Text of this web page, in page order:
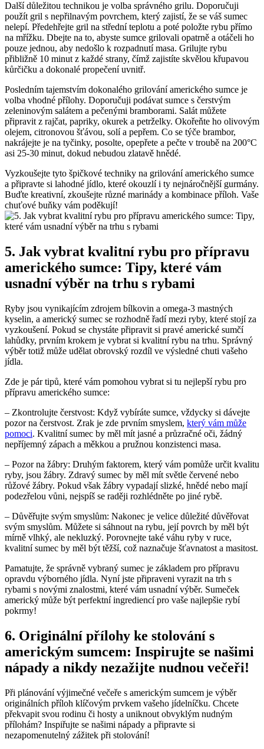
Další důležitou technikou je volba správného grilu. Doporučuji
použít gril s nepřilnavým povrchem, který zajistí, že se váš sumec
nelepí. Předehřejte gril na střední teplotu a poté položte rybu přímo
na mřížku. Dbejte na to, abyste sumce grilovali opatrně a otáčeli ho
pouze jednou, aby nedošlo k rozpadnutí masa. Grilujte rybu
přibližně 10 minut z každé strany, čímž zajistíte skvělou křupavou
kůrčičku a dokonalé propečení uvnitř.
Posledním tajemstvím dokonalého grilování amerického sumce je
volba vhodné přílohy. Doporučuji podávat sumce s čerstvým
zeleninovým salátem a pečenými bramborami. Salát můžete
připravit z rajčat, papriky, okurek a petrželky. Okořeňte ho olivovým
olejem, citronovou šťávou, solí a pepřem. Co se týče brambor,
nakrájejte je na tyčinky, posolte, opepřete a pečte v troubě na 200°C
asi 25-30 minut, dokud nebudou zlatavě hnědé.
Vyzkoušejte tyto špičkové techniky na grilování amerického sumce
a připravte si lahodné jídlo, které okouzlí i ty nejnáročnější gurmány.
Buďte kreativní, zkoušejte různé marinády a kombinace příloh. Vaše
chuťové buňky vám poděkují!
5. Jak vybrat kvalitní rybu pro přípravu
amerického sumce: Tipy, které vám
usnadní výběr na trhu s rybami
Ryby jsou vynikajícím zdrojem bílkovin a omega-3 mastných
kyselin, a americký sumec se rozhodně řadí mezi ryby, které stojí za
vyzkoušení. Pokud se chystáte připravit si pravé americké sumčí
lahůdky, prvním krokem je vybrat si kvalitní rybu na trhu. Správný
výběr totiž může udělat obrovský rozdíl ve výsledné chuti vašeho
jídla.
Zde je pár tipů, které vám pomohou vybrat si tu nejlepší rybu pro
přípravu amerického sumce:
– Zkontrolujte čerstvost: Když vybíráte sumce, vždycky si dávejte
pozor na čerstvost. Zrak je zde prvním smyslem, který vám může
pomoci. Kvalitní sumec by měl mít jasné a průzračné oči, žádný
nepříjemný zápach a měkkou a pružnou konzistenci masa.
– Pozor na žábry: Druhým faktorem, který vám pomůže určit kvalitu
ryby, jsou žábry. Zdravý sumec by měl mít světle červené nebo
růžové žábry. Pokud však žábry vypadají slizké, hnědé nebo mají
podezřelou vůni, nejspíš se raději rozhlédněte po jiné rybě.
– Důvěřujte svým smyslům: Nakonec je velice důležité důvěřovat
svým smyslům. Můžete si sáhnout na rybu, její povrch by měl být
mírně vlhký, ale nekluzký. Porovnejte také váhu ryby v ruce,
kvalitní sumec by měl být těžší, což naznačuje šťavnatost a masitost.
Pamatujte, že správně vybraný sumec je základem pro přípravu
opravdu výborného jídla. Nyní jste připraveni vyrazit na trh s
rybami s novými znalostmi, které vám usnadní výběr. Sumeček
americký může být perfektní ingrediencí pro vaše najlepšie rybí
pokrmy!
6. Originální přílohy ke stolování s
americkým sumcem: Inspirujte se našimi
nápady a nikdy nezažijte nudnou večeři!
Při plánování výjimečné večeře s americkým sumcem je výběr
originálních příloh klíčovým prvkem vašeho jídelníčku. Chcete
překvapit svou rodinu či hosty a uniknout obvyklým nudným
přílohám? Inspiřujte se našimi nápady a připravte si
nezapomenutelný zážitek při stolování!